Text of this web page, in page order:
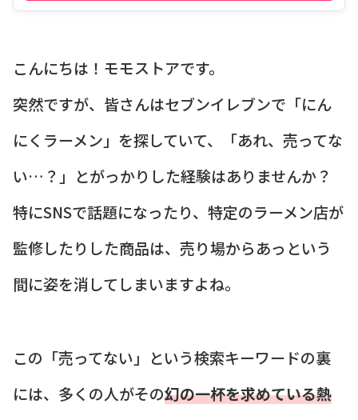
こんにちは！モモストアです。
突然ですが、皆さんはセブンイレブンで「にん
にくラーメン」を探していて、「あれ、売ってな
い…？」とがっかりした経験はありませんか？
特にSNSで話題になったり、特定のラーメン店が
監修したりした商品は、売り場からあっという
間に姿を消してしまいますよね。
この「売ってない」という検索キーワードの裏
には、多くの人がその幻の一杯を求めている熱